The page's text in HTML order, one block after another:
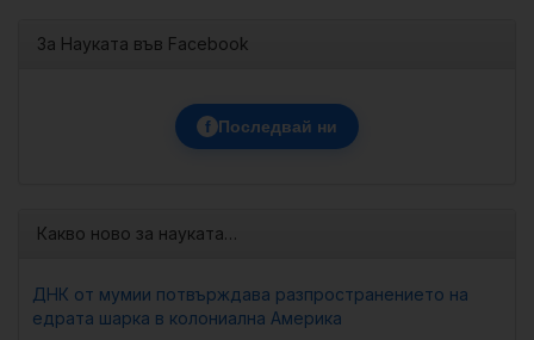
За Науката във Facebook
f Последвай ни
Какво ново за науката…
ДНК от мумии потвърждава разпространението на
едрата шарка в колониална Америка